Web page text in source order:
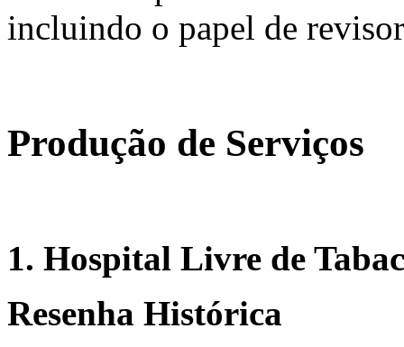
incluindo o papel de
Produção de Serviços
1. Hospital Livre de
Resenha Histórica